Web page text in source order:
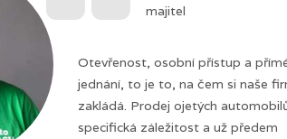
majitel
Otevřenost, osobní přístup a
jednání, to je to, na čem si naše
zakládá. Prodej ojetých
specifická záležitost a už předem